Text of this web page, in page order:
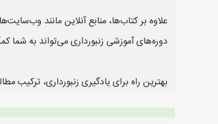
علاوه بر کتاب‌ها، منابع آنلاین مانند
دوره‌های آموزشی زنبورداری می‌تواند به شما
بهترین راه برای یادگیری زنبورداری، ترکیب